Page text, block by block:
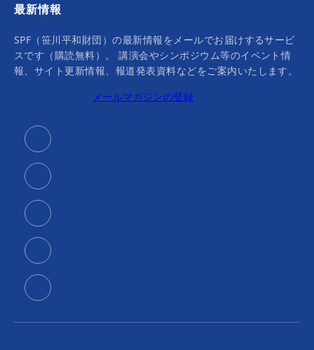
最新情報
SPF（笹川平和財団）の最新情報をメールでお届けするサービ
スです（購読無料）。 講演会やシンポジウム等のイベント情
報、サイト更新情報、報道発表資料などをご案内いたします。
メールマガジンの登録